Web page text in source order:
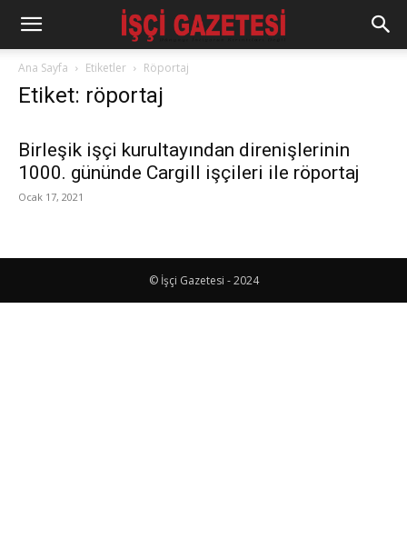
Ana Sayfa Etiketler Röportaj
Etiket: röportaj
Birleşik işçi kurultayından direnişlerinin
1000. gününde Cargill işçileri ile röportaj
Ocak 17, 2021
© İşçi Gazetesi - 2024